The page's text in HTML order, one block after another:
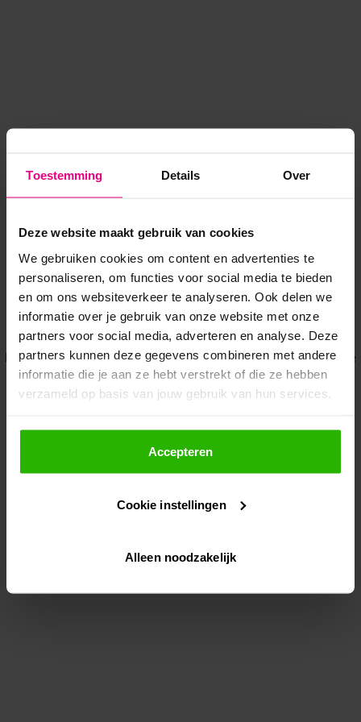
Toestemming Details Over
Deze website maakt gebruik van cookies
We gebruiken cookies om content en advertenties te
personaliseren, om functies voor social media te bieden
en om ons websiteverkeer te analyseren. Ook delen we
informatie over je gebruik van onze website met onze
partners voor social media, adverteren en analyse. Deze
partners kunnen deze gegevens combineren met andere
informatie die je aan ze hebt verstrekt of die ze hebben
verzameld op basis van jouw gebruik van hun services.
Als je op "Accepteer" klikt, dan geef je Voordeeluitjes.nl
toestemming om cookies voor social media en
gepersonaliseerde advertenties te plaatsen.
Lees hier meer over in onsprivacybeleid
Via "Cookie instellingen" kun je ook zelf instellen welke
Accepteren
Cookie instellingen
Alleen noodzakelijk
Application error: a client-side exception has occurred while
loadingwww.voordeeluitjes.nl (see the browser console for more
information).